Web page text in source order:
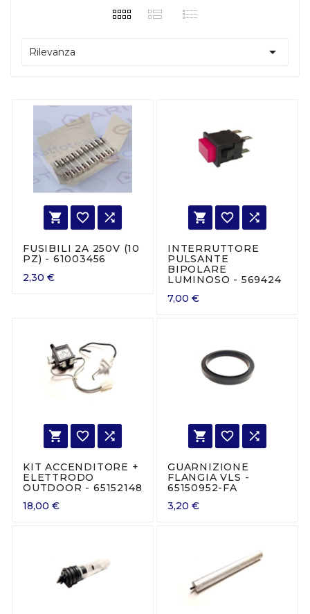
Rilevanza 
  
FUSIBILI 2A 250V (10
PZ) - 61003456
2,30 €
  
INTERRUTTORE
PULSANTE
BIPOLARE
LUMINOSO - 569424
7,00 €
  
KIT ACCENDITORE +
ELETTRODO
OUTDOOR - 65152148
18,00 €
  
GUARNIZIONE
FLANGIA VLS -
65150952-FA
3,20 €